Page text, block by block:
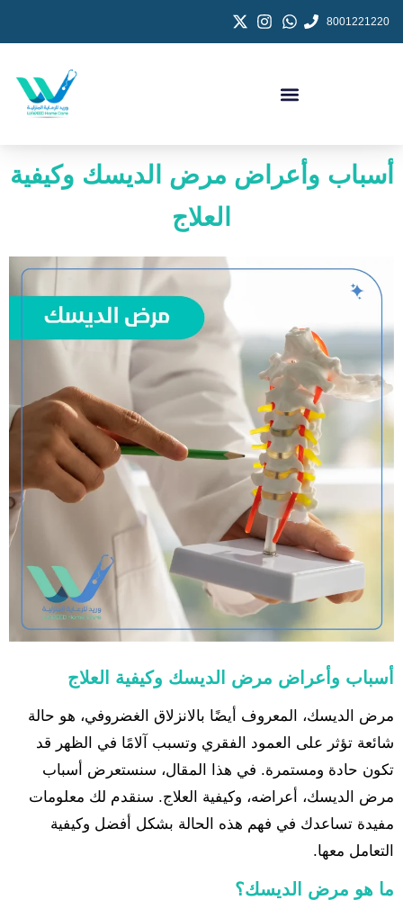
8001221220
أسباب وأعراض مرض الديسك وكيفية
العلاج
أسباب وأعراض مرض الديسك وكيفية العلاج
مرض الديسك، المعروف أيضًا بالانزلاق الغضروفي، هو حالة
شائعة تؤثر على العمود الفقري وتسبب آلامًا في الظهر قد
تكون حادة ومستمرة. في هذا المقال، سنستعرض أسباب
مرض الديسك، أعراضه، وكيفية العلاج. سنقدم لك معلومات
مفيدة تساعدك في فهم هذه الحالة بشكل أفضل وكيفية
التعامل معها.
ما هو مرض الديسك؟